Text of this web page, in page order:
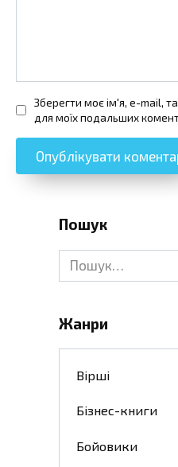
Зберегти моє ім'я, e-mail,
для моїх подальших
Пошук
Search
for:
Жанри
Вірші
Бізнес-книги
Бойовики